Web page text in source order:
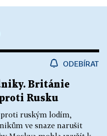
ODEBÍRAT
Británie
Rusku
ruským lodím,
ve snaze narušit